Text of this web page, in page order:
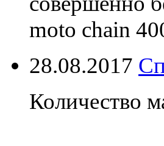
moto chain
28.08.2017
Количество